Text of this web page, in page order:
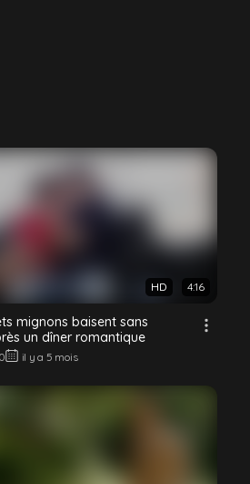
HD 4:16
mignons baisent sans
un dîner romantique
il y a 5 mois